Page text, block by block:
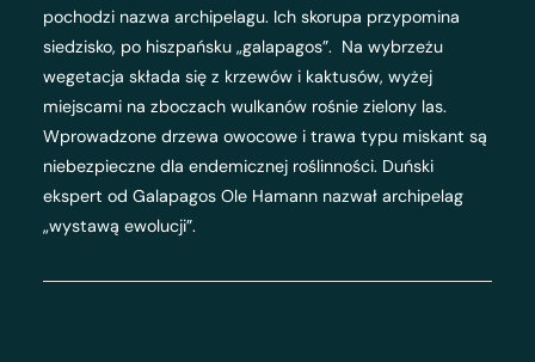
pochodzi nazwa archipelagu. Ich skorupa przypomina
siedzisko, po hiszpańsku „galapagos”. Na wybrzeżu
wegetacja składa się z krzewów i kaktusów, wyżej
miejscami na zboczach wulkanów rośnie zielony las.
Wprowadzone drzewa owocowe i trawa typu miskant są
niebezpieczne dla endemicznej roślinności. Duński
ekspert od Galapagos Ole Hamann nazwał archipelag
„wystawą ewolucji”.